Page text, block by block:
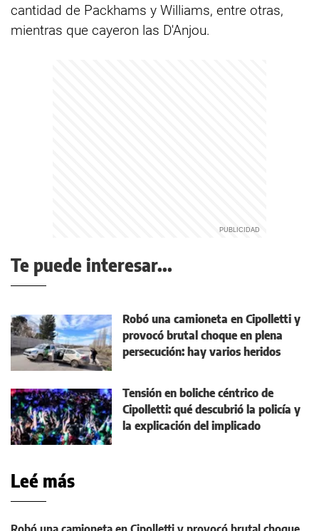
cantidad de Packhams y Williams, entre otras,
mientras que cayeron las D'Anjou.
Te puede interesar...
Robó una camioneta en Cipolletti y
provocó brutal choque en plena
persecución: hay varios heridos
Tensión en boliche céntrico de
Cipolletti: qué descubrió la policía y
la explicación del implicado
Leé más